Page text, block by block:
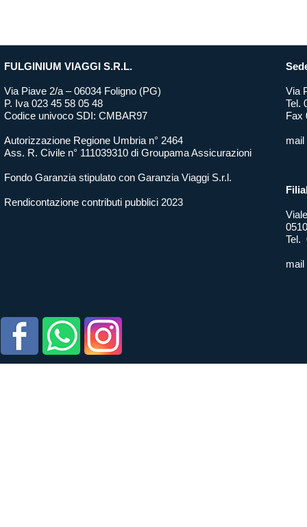
FULGINIUM VIAGGI S.R.L.
Via Piave 2/a – 06034 Foligno (PG)
P. Iva 023 45 58 05 48
Codice univoco SDI: CMBAR97
Autorizzazione Regione Umbria n° 2464
Ass. R. Civile n° 111039310 di Groupama Assicurazioni
Fondo Garanzia stipulato con Garanzia Viaggi S.r.l.
Rendicontazione contributi pubblici 2023
Via
Tel.
Fax
mail
Tel.
mail